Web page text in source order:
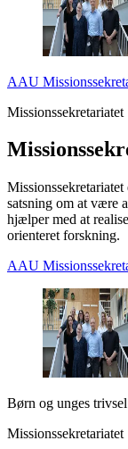
AAU
Missionssekretariatet
satsning om at være
hjælper med at
orienteret forskning.
AAU
Børn og unges trivsel
Missionssekretariatet